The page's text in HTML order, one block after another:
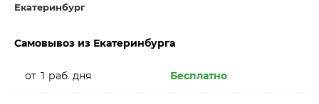
Екатеринбург
Самовывоз из Екатеринбурга
от 1 раб. дня Бесплатно